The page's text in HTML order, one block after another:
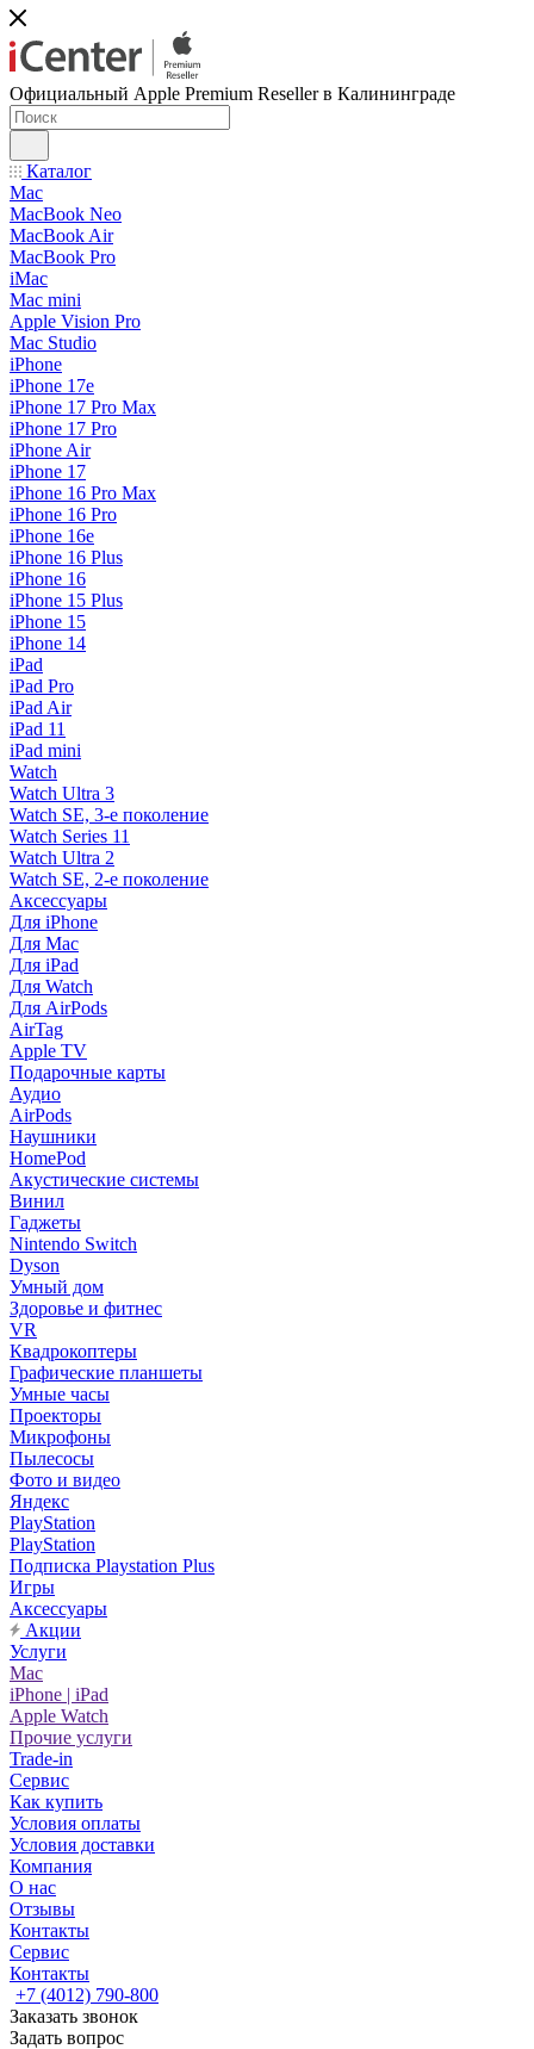
Официальный Apple Premium Reseller в Калининграде
Каталог
Mac
MacBook Neo
MacBook Air
MacBook Pro
iMac
Mac mini
Apple Vision Pro
Mac Studio
iPhone
iPhone 17e
iPhone 17 Pro Max
iPhone 17 Pro
iPhone Air
iPhone 17
iPhone 16 Pro Max
iPhone 16 Pro
iPhone 16e
iPhone 16 Plus
iPhone 16
iPhone 15 Plus
iPhone 15
iPhone 14
iPad
iPad Pro
iPad Air
iPad 11
iPad mini
Watch
Watch Ultra 3
Watch SE, 3-е поколение
Watch Series 11
Watch Ultra 2
Watch SE, 2-е поколение
Аксессуары
Для iPhone
Для Mac
Для iPad
Для Watch
Для AirPods
AirTag
Apple TV
Подарочные карты
Аудио
AirPods
Наушники
HomePod
Акустические системы
Винил
Гаджеты
Nintendo Switch
Dyson
Умный дом
Здоровье и фитнес
VR
Квадрокоптеры
Графические планшеты
Умные часы
Проекторы
Микрофоны
Пылесосы
Фото и видео
Яндекс
PlayStation
PlayStation
Подписка Playstation Plus
Игры
Аксессуары
Акции
Услуги
Mac
iPhone | iPad
Apple Watch
Прочие услуги
Trade-in
Сервис
Как купить
Условия оплаты
Условия доставки
Компания
О нас
Отзывы
Контакты
Сервис
Контакты
+7 (4012) 790-800
Заказать звонок
Задать вопрос